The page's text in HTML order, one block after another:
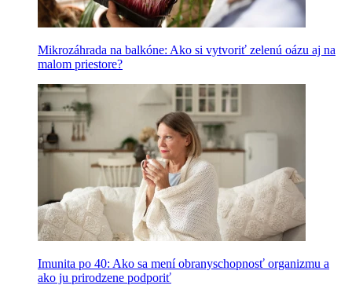
Mikrozáhrada na balkóne: Ako si vytvoriť zelenú oázu aj na
malom priestore?
Imunita po 40: Ako sa mení obranyschopnosť organizmu a
ako ju prirodzene podporiť